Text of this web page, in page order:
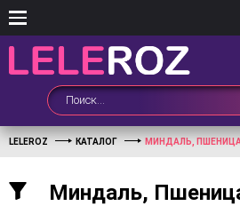
LELEROZ КАТАЛОГ МИНДАЛЬ,
Миндаль,